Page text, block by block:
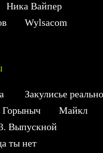
Ника Вайпер
Wylsacom
Закулисье
Горыныч
Майкл
Выпускной
ты нет